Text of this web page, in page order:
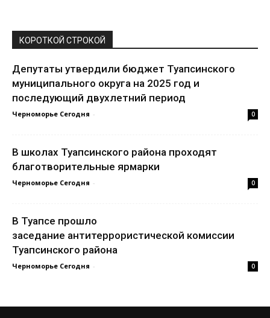
КОРОТКОЙ СТРОКОЙ
Депутаты утвердили бюджет Туапсинского
муниципального округа на 2025 год и
последующий двухлетний период
Черноморье Сегодня - 0
В школах Туапсинского района проходят
благотворительные ярмарки
Черноморье Сегодня - 0
В Туапсе прошло
заседание антитеррористической комиссии
Туапсинского района
Черноморье Сегодня - 0